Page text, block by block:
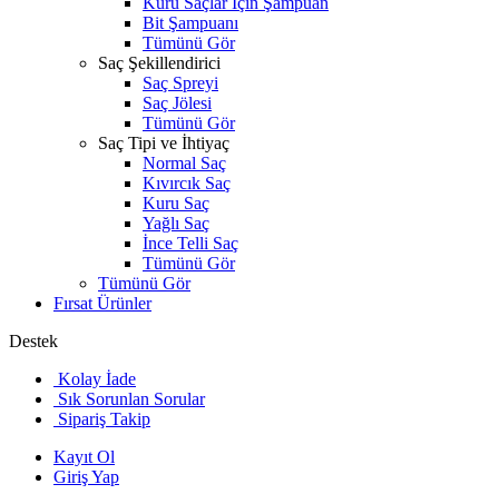
Bit Şampuanı
Tümünü Gör
Saç Şekillendirici
Saç Spreyi
Saç Jölesi
Tümünü Gör
Saç Tipi ve İhtiyaç
Normal Saç
Kıvırcık Saç
Kuru Saç
Yağlı Saç
İnce Telli Saç
Tümünü Gör
Tümünü Gör
Fırsat Ürünler
Destek
Kolay İade
Sık Sorunlan Sorular
Sipariş Takip
Kayıt Ol
Giriş Yap